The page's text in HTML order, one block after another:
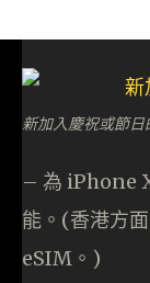
新加入慶祝或節日
– 為 iPhone
能。(香港方
eSIM。)